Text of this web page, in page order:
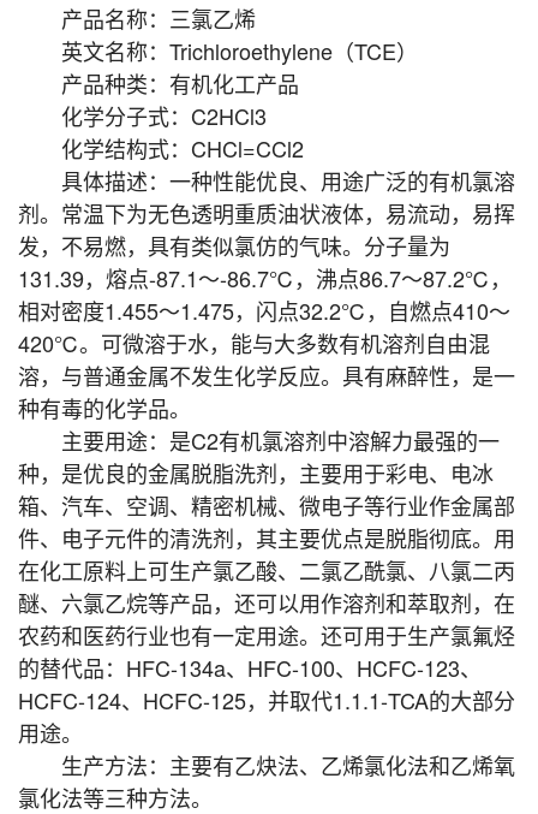
产品名称：三氯乙烯
英文名称：Trichloroethylene（TCE）
产品种类：有机化工产品
化学分子式：C2HCl3
化学结构式：CHCl=CCl2
具体描述：一种性能优良、用途广泛的有机氯溶
剂。常温下为无色透明重质油状液体，易流动，易挥
发，不易燃，具有类似氯仿的气味。分子量为
131.39，熔点-87.1～-86.7℃，沸点86.7～87.2℃，
相对密度1.455～1.475，闪点32.2℃，自燃点410～
420℃。可微溶于水，能与大多数有机溶剂自由混
溶，与普通金属不发生化学反应。具有麻醉性，是一
种有毒的化学品。
主要用途：是C2有机氯溶剂中溶解力最强的一
种，是优良的金属脱脂洗剂，主要用于彩电、电冰
箱、汽车、空调、精密机械、微电子等行业作金属部
件、电子元件的清洗剂，其主要优点是脱脂彻底。用
在化工原料上可生产氯乙酸、二氯乙酰氯、八氯二丙
醚、六氯乙烷等产品，还可以用作溶剂和萃取剂，在
农药和医药行业也有一定用途。还可用于生产氯氟烃
的替代品：HFC-134a、HFC-100、HCFC-123、
HCFC-124、HCFC-125，并取代1.1.1-TCA的大部分
用途。
生产方法：主要有乙炔法、乙烯氯化法和乙烯氧
氯化法等三种方法。